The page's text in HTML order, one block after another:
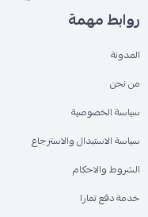
روابط مهمة
المدونة
من نحن
سياسة الخصوصية
سياسة الاستبدال والاسترجاع
الشروط والاحكام
خدمة دفع تمارا